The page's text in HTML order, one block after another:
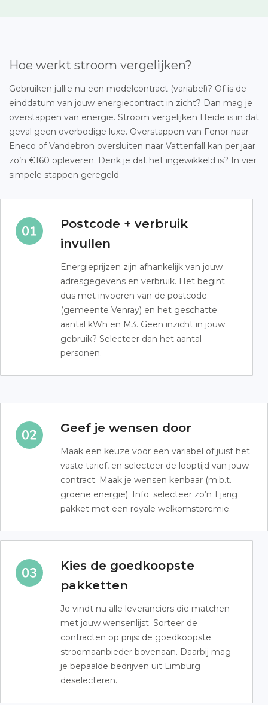
Hoe werkt stroom vergelijken?
Gebruiken jullie nu een modelcontract (variabel)? Of is de
einddatum van jouw energiecontract in zicht? Dan mag je
overstappen van energie. Stroom vergelijken Heide is in dat
geval geen overbodige luxe. Overstappen van Fenor naar
Eneco of Vandebron oversluiten naar Vattenfall kan per jaar
zo’n €160 opleveren. Denk je dat het ingewikkeld is? In vier
simpele stappen geregeld.
Postcode + verbruik
invullen
Energieprijzen zijn afhankelijk van jouw
adresgegevens en verbruik. Het begint
dus met invoeren van de postcode
(gemeente Venray) en het geschatte
aantal kWh en M3. Geen inzicht in jouw
gebruik? Selecteer dan het aantal
personen.
Geef je wensen door
Maak een keuze voor een variabel of juist het
vaste tarief, en selecteer de looptijd van jouw
contract. Maak je wensen kenbaar (m.b.t.
groene energie). Info: selecteer zo’n 1 jarig
pakket met een royale welkomstpremie.
Kies de goedkoopste
pakketten
Je vindt nu alle leveranciers die matchen
met jouw wensenlijst. Sorteer de
contracten op prijs: de goedkoopste
stroomaanbieder bovenaan. Daarbij mag
je bepaalde bedrijven uit Limburg
deselecteren.